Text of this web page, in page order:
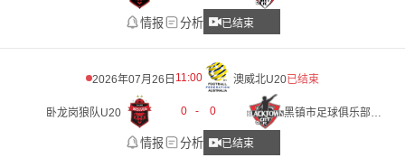
情报 分析 已结束
2026年07月26日 11:00 澳威北U20已结束
卧龙岗狼队U20 0 - 0 黑镇市足球俱乐部U20
情报 分析 已结束